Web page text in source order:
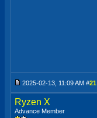
2025-02-13, 11:09 AM #21
Ryzen X
Advance Member